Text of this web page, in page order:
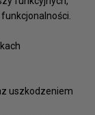
uszkodzeniem